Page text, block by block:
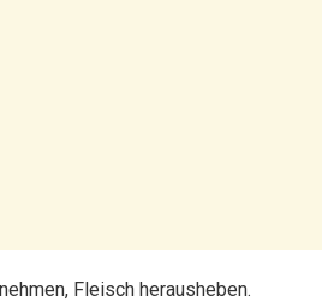
Fleisch herausheben.